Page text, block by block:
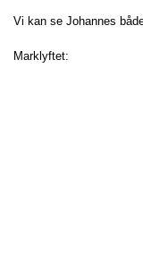
Vi kan se Johannes
Marklyftet: